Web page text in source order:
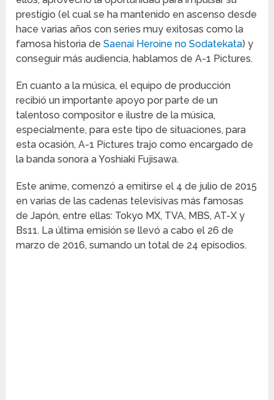
prestigio (el cual se ha mantenido en ascenso desde
hace varias años con series muy exitosas como la
famosa historia deSaenai Heroine no Sodatekata) y
conseguir más audiencia, hablamos de A-1 Pictures.
En cuanto a la música, el equipo de producción
recibió un importante apoyo por parte de un
talentoso compositor e ilustre de la música,
especialmente, para este tipo de situaciones, para
esta ocasión, A-1 Pictures trajo como encargado de
la banda sonora a Yoshiaki Fujisawa.
Este anime, comenzó a emitirse el 4 de julio de 2015
en varias de las cadenas televisivas más famosas
de Japón, entre ellas: Tokyo MX, TVA, MBS, AT-X y
Bs11. La última emisión se llevó a cabo el 26 de
marzo de 2016, sumando un total de 24 episodios.